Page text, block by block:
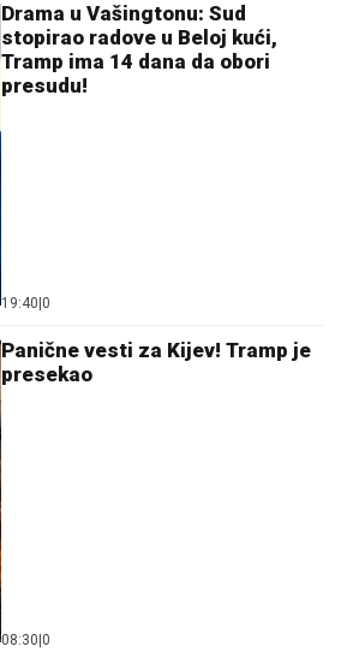
Drama u Vašingtonu: Sud
stopirao radove u Beloj kući,
Tramp ima 14 dana da obori
presudu!
19:40 0
Panične vesti za Kijev! Tramp je
presekao
08:30 0